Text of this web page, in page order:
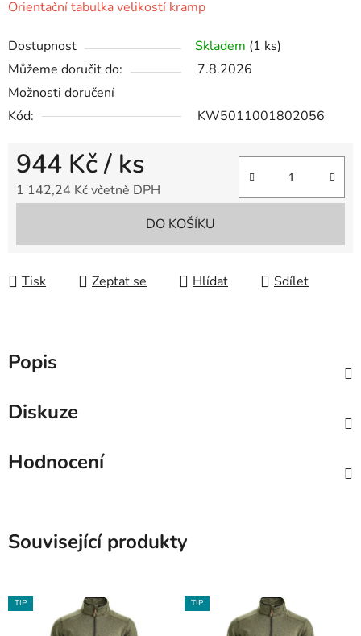
Orientační tabulka velikostí kramp
Dostupnost Skladem (1 ks)
Můžeme doručit do:
7.8.2026
Možnosti doručení
Kód:
KW5011001802056
944 Kč/ ks
1 142,24 Kč včetně DPH
DO KOŠÍKU
Tisk Zeptat se Hlídat Sdílet
Popis
Diskuze
Hodnocení
Související produkty
TIP TIP